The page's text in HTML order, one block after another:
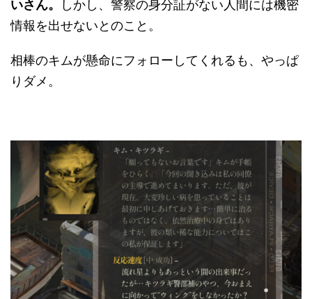
いさん。
しかし、警察の身分証がない人間には機密
情報を出せないとのこと。
相棒のキムが懸命にフォローしてくれるも、やっぱ
りダメ。